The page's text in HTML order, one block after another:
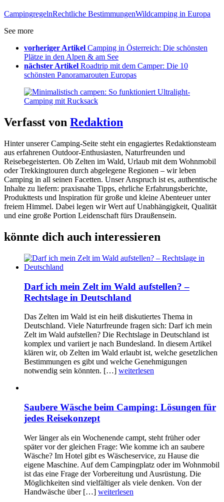
CampingregelnRechtliche BestimmungenWildcamping in Europa
See more
vorheriger Artikel Camping in Österreich: Die schönsten
Plätze in den Alpen & am See
nächster Artikel Roadtrip mit dem Camper: Die 10
schönsten Panoramarouten Europas
Verfasst von Redaktion
Hinter unserer Camping-Seite steht ein engagiertes Redaktionsteam
aus erfahrenen Outdoor-Enthusiasten, Naturfreunden und
Reisebegeisterten. Ob Zelten im Wald, Urlaub mit dem Wohnmobil
oder Trekkingtouren durch abgelegene Regionen – wir leben
Camping in all seinen Facetten. Unser Anspruch ist es, authentische
Inhalte zu liefern: praxisnahe Tipps, ehrliche Erfahrungsberichte,
Produkttests und Inspiration für große und kleine Abenteuer unter
freiem Himmel. Dabei legen wir Wert auf Unabhängigkeit, Qualität
und eine große Portion Leidenschaft fürs Draußensein.
könnte dich auch interessieren
Darf ich mein Zelt im Wald aufstellen? –
Rechtslage in Deutschland
Das Zelten im Wald ist ein heiß diskutiertes Thema in
Deutschland. Viele Naturfreunde fragen sich: Darf ich mein
Zelt im Wald aufstellen? Die Rechtslage in Deutschland ist
komplex und variiert je nach Bundesland. In diesem Artikel
klären wir, ob Zelten im Wald erlaubt ist, welche gesetzlichen
Bestimmungen es gibt und welche Genehmigungen
notwendig sein könnten. […] weiterlesen
Saubere Wäsche beim Camping: Lösungen für
jedes Reisekonzept
Wer länger als ein Wochenende campt, steht früher oder
später vor der gleichen Frage: Wie komme ich an saubere
Wäsche? Im Hotel gibt es Wäscheservice, zu Hause die
eigene Maschine. Auf dem Campingplatz oder im Wohnmobil
ist das eine Frage der Vorbereitung und Ausrüstung. Die
Möglichkeiten sind vielfältiger als viele denken. Von der
Handwäsche über […] weiterlesen